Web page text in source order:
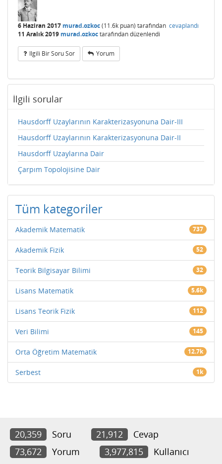
6 Haziran 2017 murad.ozkoc(11.6k puan) tarafından cevaplandı
11 Aralık 2019 murad.ozkoctarafındandüzenlendi
Ilgili Bir Soru Sor Yorum
İlgili sorular
Hausdorff Uzaylarının Karakterizasyonuna Dair-III
Hausdorff Uzaylarının Karakterizasyonuna Dair-II
Hausdorff Uzaylarına Dair
Çarpım Topolojisine Dair
Tüm kategoriler
Akademik Matematik 737
Akademik Fizik 52
Teorik Bilgisayar Bilimi 32
Lisans Matematik 5.6k
Lisans Teorik Fizik 112
Veri Bilimi 145
Orta Öğretim Matematik 12.7k
Serbest 1k
20,359 Soru 21,912
Cevap
73,672
Yorum 3,977,815 Kullanıcı